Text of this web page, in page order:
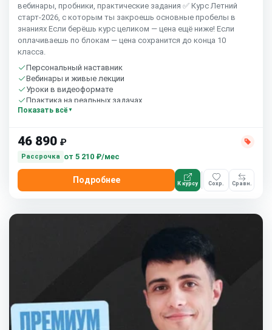
вебинары, пробники, практические задания ✅ Курс Летний
старт-2026, с которым ты закроешь основные пробелы в
знаниях Если берёшь курс целиком — цена ещё ниже! Если
оплачиваешь по блокам — цена сохранится до конца 10
класса.
Персональный наставник
Вебинары и живые лекции
Уроки в видеоформате
Практика на реальных задачах
Домашние задания с проверкой
Показать всё
46 890 ₽
Рассрочка от 5 210 ₽/мес
Подробнее К курсу Сохр. Сравн.